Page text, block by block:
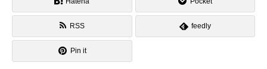
RSS feedly
Pin it